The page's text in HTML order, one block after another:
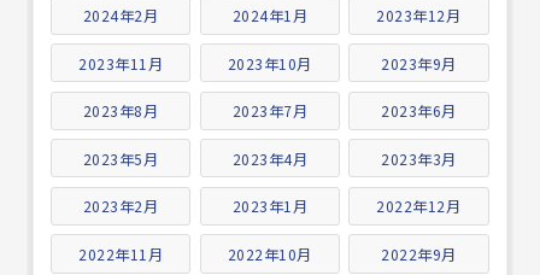
2024年2月 2024年1月 2023年12月
2023年11月 2023年10月 2023年9月
2023年8月 2023年7月 2023年6月
2023年5月 2023年4月 2023年3月
2023年2月 2023年1月 2022年12月
2022年11月 2022年10月 2022年9月